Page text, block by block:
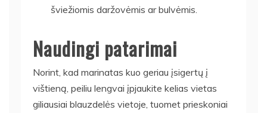
šviežiomis daržovėmis ar bulvėmis.
Naudingi patarimai
Norint, kad marinatas kuo geriau įsigertų į
vištieną, peiliu lengvai įpjaukite kelias vietas
giliausiai blauzdelės vietoje, tuomet prieskoniai